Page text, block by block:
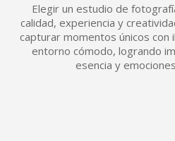
Elegir un estudio de
calidad, experiencia y
capturar momentos únicos con
entorno cómodo, logrando
esencia y